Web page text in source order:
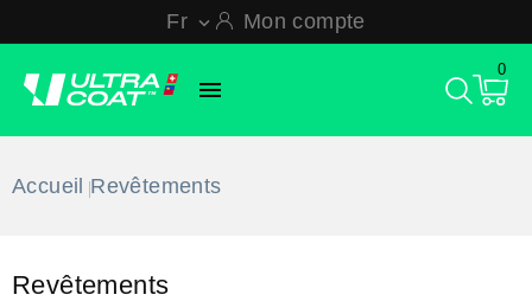
Fr  Mon compte

0
Accueil Revêtements
Revêtements